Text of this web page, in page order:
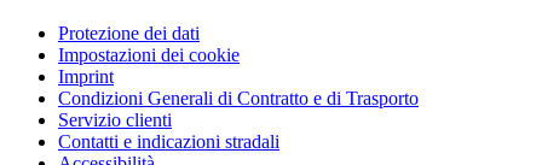
Protezione dei dati
Impostazioni dei cookie
Imprint
Condizioni Generali di Contratto e di Trasporto
Servizio clienti
Contatti e indicazioni stradali